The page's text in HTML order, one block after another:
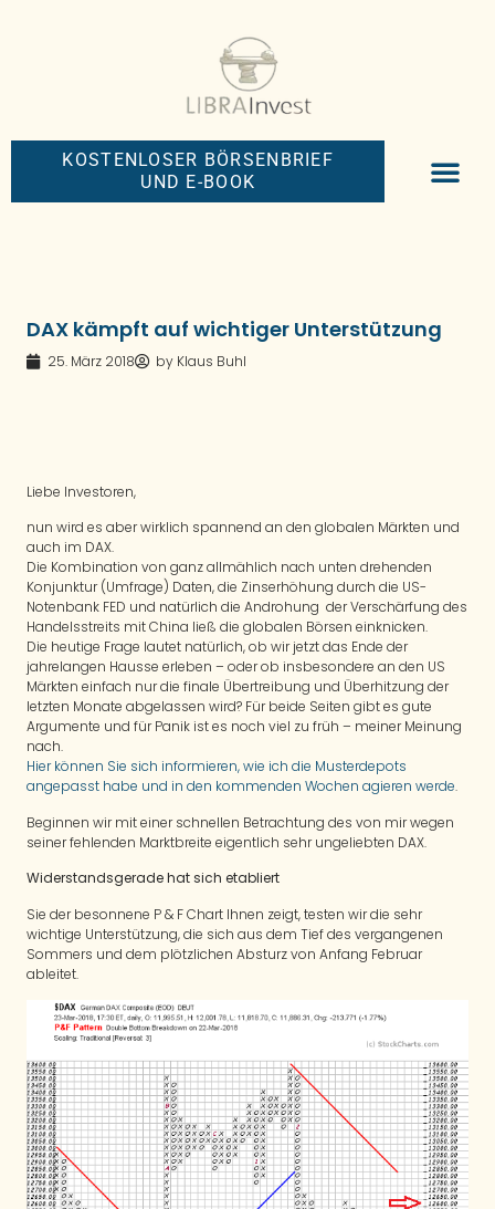
KOSTENLOSER BÖRSENBRIEF
UND E-BOOK
DAX kämpft auf wichtiger Unterstützung
25. März 2018 by Klaus Buhl
Liebe Investoren,
nun wird es aber wirklich spannend an den globalen Märkten und
auch im DAX.
Die Kombination von ganz allmählich nach unten drehenden
Konjunktur (Umfrage) Daten, die Zinserhöhung durch die US-
Notenbank FED und natürlich die Androhung der Verschärfung des
Handelsstreits mit China ließ die globalen Börsen einknicken.
Die heutige Frage lautet natürlich, ob wir jetzt das Ende der
jahrelangen Hausse erleben – oder ob insbesondere an den US
Märkten einfach nur die finale Übertreibung und Überhitzung der
letzten Monate abgelassen wird? Für beide Seiten gibt es gute
Argumente und für Panik ist es noch viel zu früh – meiner Meinung
nach.
Hier können Sie sich informieren, wie ich die Musterdepots
angepasst habe und in den kommenden Wochen agieren werde.
Beginnen wir mit einer schnellen Betrachtung des von mir wegen
seiner fehlenden Marktbreite eigentlich sehr ungeliebten DAX.
Widerstandsgerade hat sich etabliert
Sie der besonnene P & F Chart Ihnen zeigt, testen wir die sehr
wichtige Unterstützung, die sich aus dem Tief des vergangenen
Sommers und dem plötzlichen Absturz von Anfang Februar
ableitet.